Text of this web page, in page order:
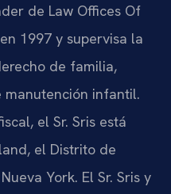
de Law Offices Of
1997 y supervisa la
de familia,
infantil.
el Sr. Sris está
el Distrito de
York. El Sr. Sris y